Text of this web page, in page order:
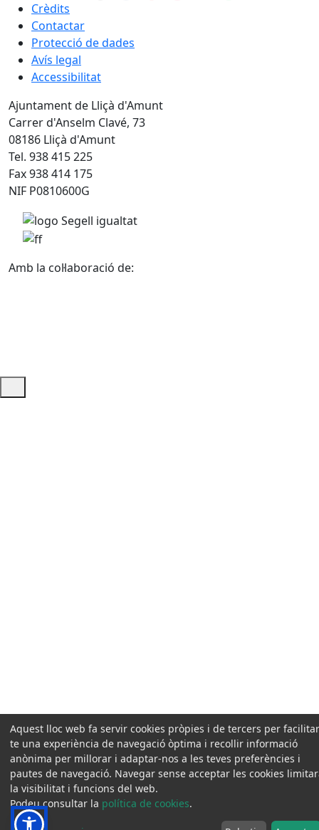
Crèdits
Contactar
Protecció de dades
Avís legal
Accessibilitat
Ajuntament de Lliçà d'Amunt
Carrer d'Anselm Clavé, 73
08186 Lliçà d'Amunt
Tel. 938 415 225
Fax 938 414 175
NIF P0810600G
Amb la col·laboració de:
Aquest lloc web fa servir cookies pròpies i de tercers per
te una experiència de navegació òptima i recollir informació
anònima per millorar i adaptar-nos a les teves preferències i
pautes de navegació. Navegar sense acceptar les cookies
la visibilitat i funcions del web.
Podeu consultar la política de cookies.